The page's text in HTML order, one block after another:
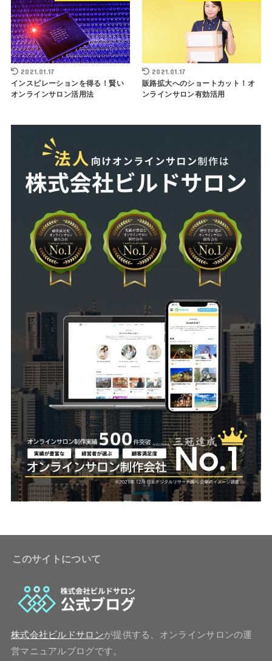
2021.01.17
インスピレーションを得る！賢い
オンラインサロン活用法
2021.01.17
販路拡大へのショートカット！オ
ンラインサロン有効活用
このサイトについて
株式会社ビルドサロンが提供する、オンラインサロンの運
営マニュアルブログです。